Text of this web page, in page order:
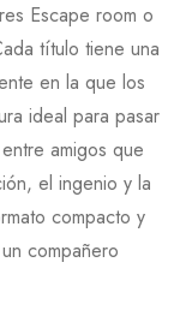
Escape room o
título tiene una
en la que los
ideal para pasar
amigos que
el ingenio y la
compacto y
compañero